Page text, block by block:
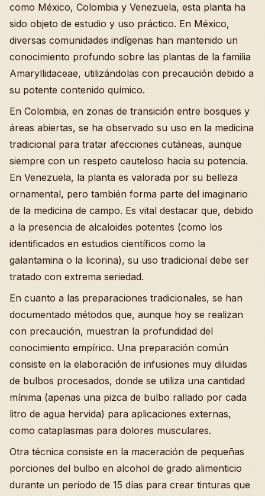
como México, Colombia y Venezuela, esta planta ha
sido objeto de estudio y uso práctico. En México,
diversas comunidades indígenas han mantenido un
conocimiento profundo sobre las plantas de la familia
Amaryllidaceae, utilizándolas con precaución debido a
su potente contenido químico.
En Colombia, en zonas de transición entre bosques y
áreas abiertas, se ha observado su uso en la medicina
tradicional para tratar afecciones cutáneas, aunque
siempre con un respeto cauteloso hacia su potencia.
En Venezuela, la planta es valorada por su belleza
ornamental, pero también forma parte del imaginario
de la medicina de campo. Es vital destacar que, debido
a la presencia de alcaloides potentes (como los
identificados en estudios científicos como la
galantamina o la licorina), su uso tradicional debe ser
tratado con extrema seriedad.
En cuanto a las preparaciones tradicionales, se han
documentado métodos que, aunque hoy se realizan
con precaución, muestran la profundidad del
conocimiento empírico. Una preparación común
consiste en la elaboración de infusiones muy diluidas
de bulbos procesados, donde se utiliza una cantidad
mínima (apenas una pizca de bulbo rallado por cada
litro de agua hervida) para aplicaciones externas,
como cataplasmas para dolores musculares.
Otra técnica consiste en la maceración de pequeñas
porciones del bulbo en alcohol de grado alimenticio
durante un periodo de 15 días para crear tinturas que